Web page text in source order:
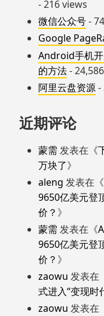
- 216 views
微信公众号-
Google
Android手机
的方法-
阿里云盘资源-
近期评论
蒙需 发表在《
万块了》
aleng 发表在《
9650亿美元登
价？ 》
蒙需 发表在《
9650亿美元登
价？ 》
zaowu 发表在
式进入“变现时
zaowu 发表在